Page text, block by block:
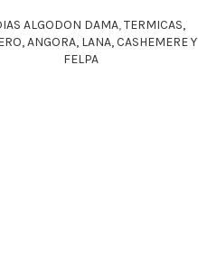
ALGODON DAMA,TERMICAS,
ANGORA, LANA, CASHEMERE Y
FELPA